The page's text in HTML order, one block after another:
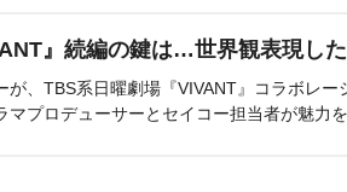
』続編の鍵は…世界観表現し
が、TBS系日曜劇場『VIVANT』コラボレー
マプロデューサーとセイコー担当者が魅力を